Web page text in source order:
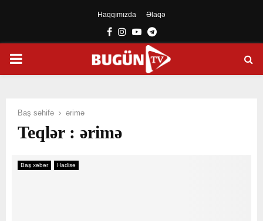
Haqqımızda Əlaqə
Facebook
Instagram
YoutubeTelegram
PRIMARY
Baş səhifə ərimə
Teqlər : ərimə
Baş xəbər Hadisə